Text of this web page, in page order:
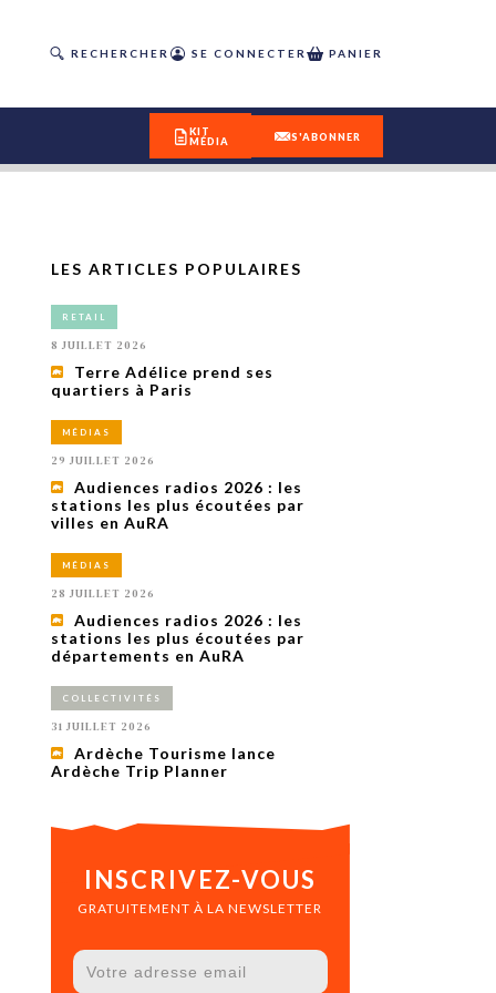
RECHERCHER SE CONNECTER PANIER
de
sur
1 AN
KIT
MÉDIA
S'ABONNER
LES ARTICLES POPULAIRES
RETAIL
8 JUILLET 2026
Terre Adélice prend ses
quartiers à Paris
MÉDIAS
29 JUILLET 2026
Audiences radios 2026 : les
stations les plus écoutées par
villes en AuRA
MÉDIAS
28 JUILLET 2026
Audiences radios 2026 : les
stations les plus écoutées par
départements en AuRA
COLLECTIVITÉS
31 JUILLET 2026
Ardèche Tourisme lance
Ardèche Trip Planner
INSCRIVEZ-VOUS
GRATUITEMENT À LA NEWSLETTER